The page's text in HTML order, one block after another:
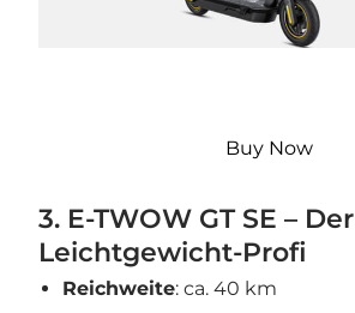
Buy Now
3. E-TWOW GT SE – Der
Leichtgewicht-Profi
Reichweite: ca. 40 km